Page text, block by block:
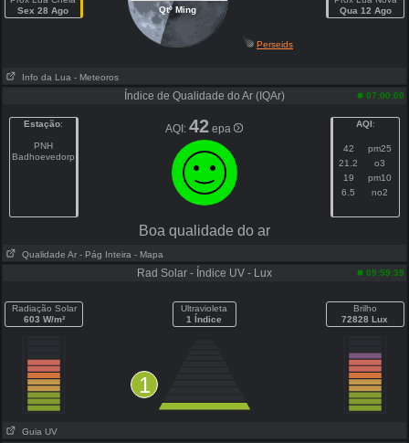
Sex 28 Ago
Qtº Ming
Qua 12 Ago
Perseids
Info da Lua - Meteoros
Índice de Qualidade do Ar (IQAr) 07:00:00
Estação:
PNH
Badhoevedorp
AQI:42 epa AQI:
42
pm25
21.2
o3
19
pm10
6.5
no2
Boa qualidade do ar
Qualidade Ar - Pág Inteira - Mapa
Rad Solar - Índice UV - Lux 09:59:39
Radiação Solar
603 W/m²
Ultravioleta
1 Índice
1
Brilho
72828 Lux
Guia UV